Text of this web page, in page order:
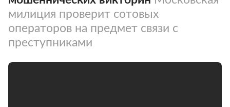
милиция проверит сотовых
операторов на предмет связи с
преступниками